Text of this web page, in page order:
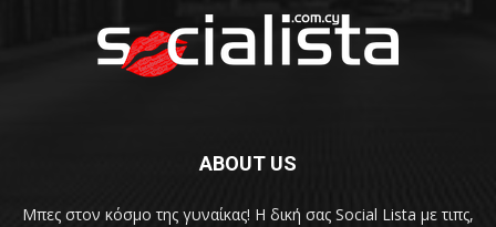
ABOUT US
Μπες στον κόσμο της γυναίκας! H δική σας Social Lista με τιπς,